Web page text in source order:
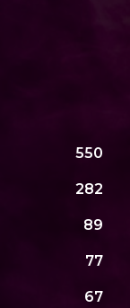
550
282
89
77
67